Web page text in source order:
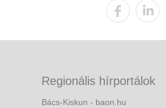
Regionális hírportálok
Bács-Kiskun - baon.hu